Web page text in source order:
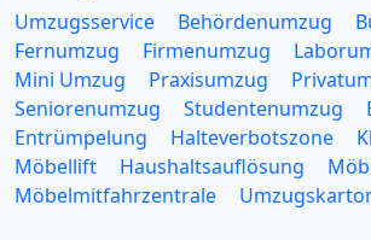
Umzugsservice Behördenumzug
Fernumzug
Firmenumzug
Mini Umzug
Praxisumzug
Seniorenumzug
Studentenumzug
Entrümpelung
Halteverbotszone
Möbellift
Haushaltsauflösung
Möbelmitfahrzentrale